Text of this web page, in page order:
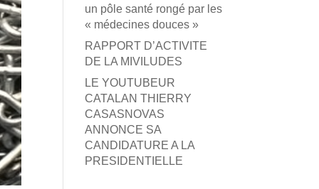
un pôle santé rongé par les
« médecines douces »
RAPPORT D’ACTIVITE
DE LA MIVILUDES
LE YOUTUBEUR
CATALAN THIERRY
CASASNOVAS
ANNONCE SA
CANDIDATURE A LA
PRESIDENTIELLE